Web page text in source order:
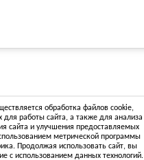
обработка файлов cookie,
для работы сайта, а также для анализа
сайта и улучшения предоставляемых
метрической программы
Продолжая использовать сайт, вы
с использованием данных технологий.